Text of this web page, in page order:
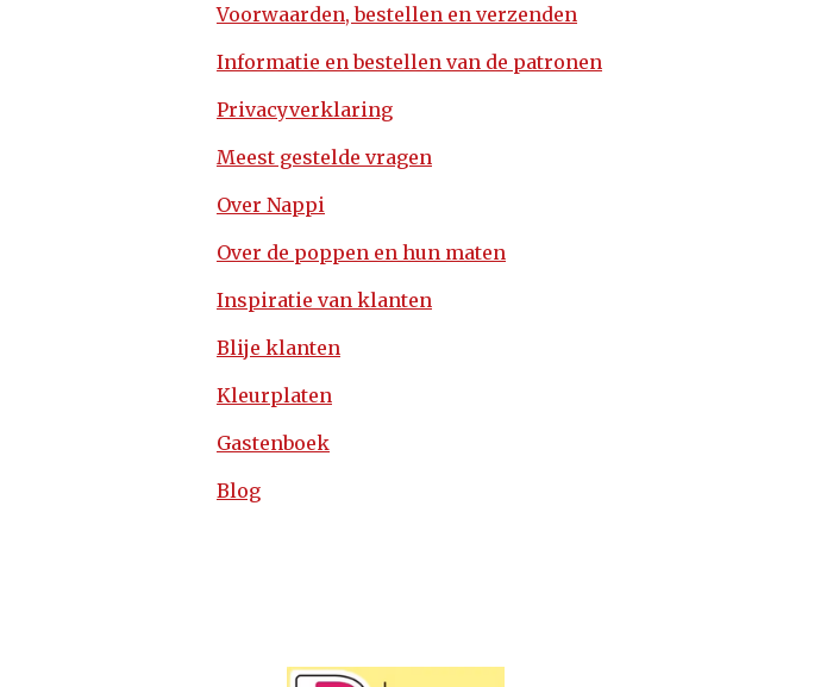
Voorwaarden, bestellen en verzenden
Informatie en bestellen van de patronen
Privacyverklaring
Meest gestelde vragen
Over Nappi
Over de poppen en hun maten
Inspiratie van klanten
Blije klanten
Kleurplaten
Gastenboek
Blog